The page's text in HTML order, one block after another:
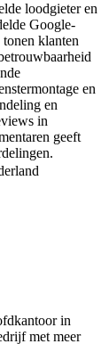
loodgieter en
Google-
klanten
en
en
in
geeft
in
met meer